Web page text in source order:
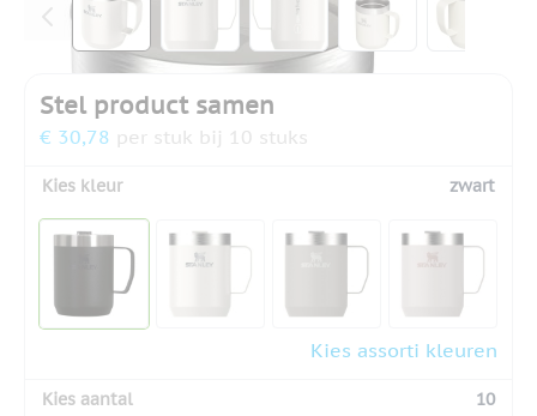
Stel product samen
€ 30,78 per stuk bij 10 stuks
Kies kleur zwart
Kies assorti kleuren
Kies aantal 10